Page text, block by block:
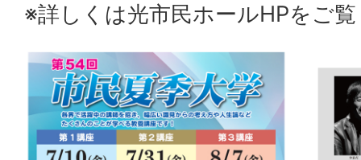
※詳しくは光市民ホールHPをご